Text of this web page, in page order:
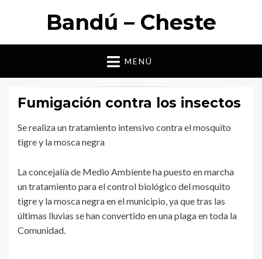
Bandú – Cheste
MENÚ
Fumigación contra los insectos
Se realiza un tratamiento intensivo contra el mosquito
tigre y la mosca negra
La concejalía de Medio Ambiente ha puesto en marcha
un tratamiento para el control biológico del mosquito
tigre y la mosca negra en el municipio, ya que tras las
últimas lluvias se han convertido en una plaga en toda la
Comunidad.